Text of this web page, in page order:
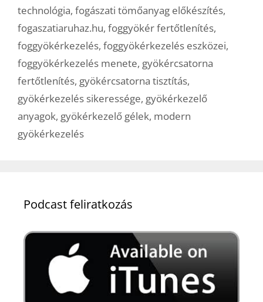
technológia, fogászati tömőanyag előkészítés,
fogaszatiaruhaz.hu, foggyökér fertőtlenítés,
foggyökérkezelés, foggyökérkezelés eszközei,
foggyökérkezelés menete, gyökércsatorna
fertőtlenítés, gyökércsatorna tisztítás,
gyökérkezelés sikeressége, gyökérkezelő
anyagok, gyökérkezelő gélek, modern
gyökérkezelés
Podcast feliratkozás